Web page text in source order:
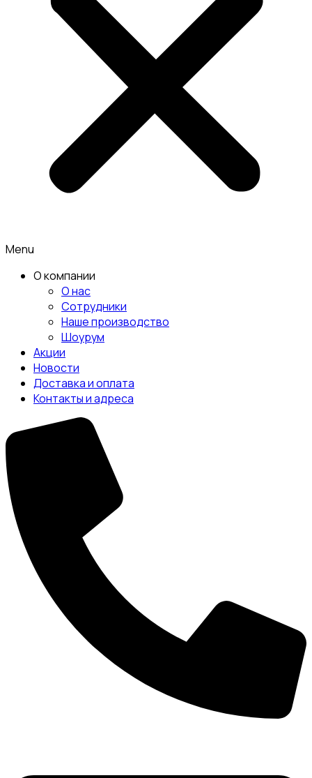
Menu
О компании
О нас
Сотрудники
Наше производство
Шоурум
Акции
Новости
Доставка и оплата
Контакты и адреса